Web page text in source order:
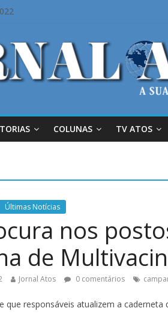
COLUNAS TV ATOS
Últimas Notícias
nos
de
Jornal Atos 0 comentários
que responsáveis atualizem a